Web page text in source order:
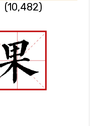
(10,482)